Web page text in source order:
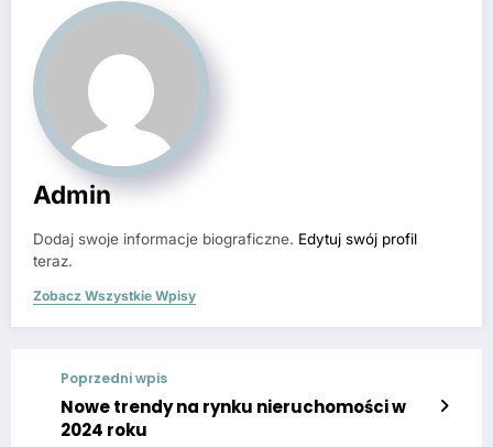
Admin
Dodaj swoje informacje biograficzne. Edytuj swój profil
teraz.
Zobacz Wszystkie Wpisy
Poprzedni wpis
Nowe trendy na rynku nieruchomości w
2024 roku